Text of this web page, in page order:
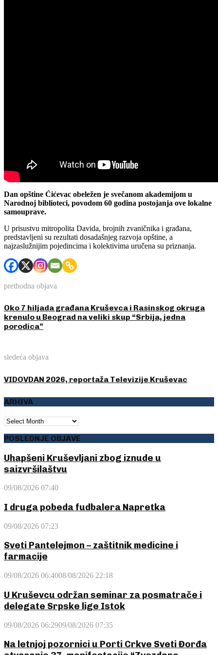
Dan opštine Ćićevac obeležen je svečanom akademijom u
Narodnoj biblioteci, povodom 60 godina postojanja ove lokalne
samouprave.
U prisustvu mitropolita Davida, brojnih zvaničnika i građana,
predstavljeni su rezultati dosadašnjeg razvoja opštine, a
najzaslužnijim pojedincima i kolektivima uručena su priznanja.
prethodna objava
Oko 7 hiljada građana Kruševca i Rasinskog okruga
krenulo u Beograd na veliki skup “Srbija, jedna
porodica”
sledeća objava
VIDOVDAN 2026, reportaža Televizije Kruševac
ARHIVA
ARHIVA
POSLEDNJE OBJAVE
Uhapšeni Kruševljani zbog iznude u
saizvršilaštvu
09/08/2026 07:40
I druga pobeda fudbalera Napretka
09/08/2026 07:23
Sveti Pantelejmon – zaštitnik medicine i
farmacije
09/08/2026 06:4008/08/2026 22:18
U Kruševcu održan seminar za posmatrače i
delegate Srpske lige Istok
09/08/2026 06:2909/08/2026 07:35
Na letnjoj pozornici u Porti Crkve Sveti Đorđa